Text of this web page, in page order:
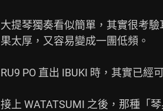
大提琴獨奏看似簡單，其實很考
果太厚，又容易變成一團低頻。
RU9 PO 直出 IBUKI 時，其實已
接上 WATATSUMI 之後，那種「